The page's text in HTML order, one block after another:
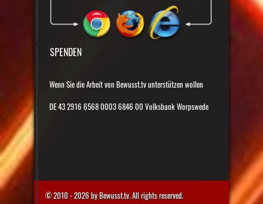
SPENDEN
Wenn Sie die Arbeit von Bewusst.tv unterstützen wollen
DE 43 2916 6568 0003 6846 00 Volksbank Worpswede
© 2010 - 2026 by Bewusst.tv. All rights reserved.